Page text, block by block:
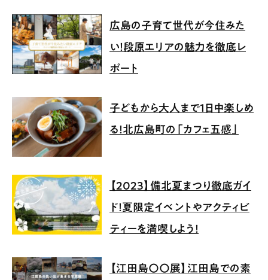
広島の子育て世代が今住みた
い！段原エリアの魅力を徹底レ
ポート
子どもから大人まで1日中楽しめ
る！北広島町の「カフェ五感」
【2023】備北夏まつり徹底ガイ
ド！夏限定イベントやアクティビ
ティーを満喫しよう！
【江田島〇〇展】江田島での素